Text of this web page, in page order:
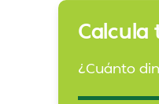
Calcula
¿Cuánto